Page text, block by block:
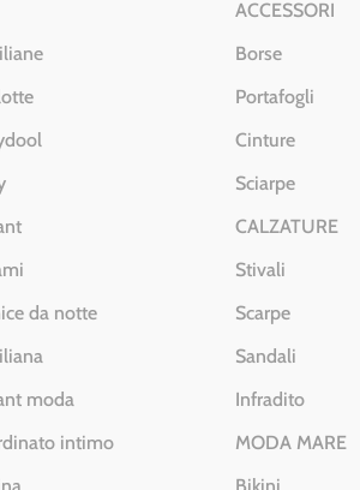
da notte
moda
intimo
ACCESSORI
Borse
Portafogli
Cinture
Sciarpe
CALZATURE
Stivali
Scarpe
Sandali
Infradito
MODA MARE